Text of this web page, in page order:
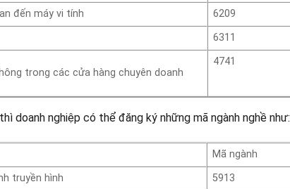
đến máy vi tính
6209
6311
trong các cửa hàng chuyên doanh
4741
doanh nghiệp có thể đăng ký những mã ngành nghề như:
Mã ngành
truyền hình
5913